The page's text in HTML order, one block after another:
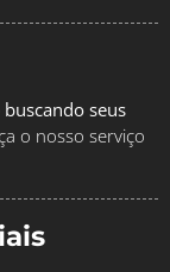
seus
o nosso serviço